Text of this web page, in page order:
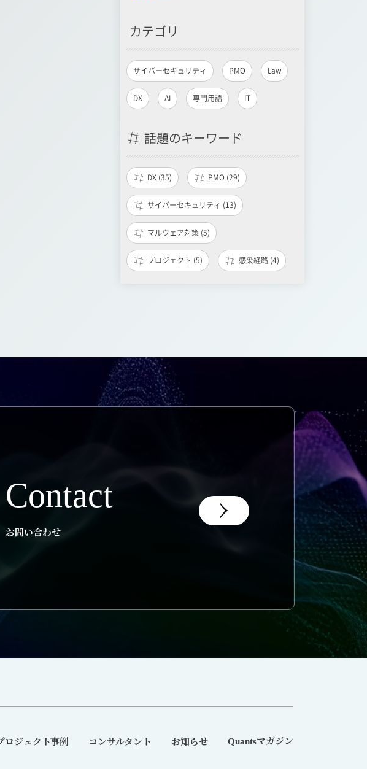
カテゴリ
サイバーセキュリティ PMO Law
DX AI 専門用語 IT
話題のキーワード
DX (35) PMO (29)
サイバーセキュリティ (13)
マルウェア対策 (5)
プロジェクト (5) 感染経路 (4)
Contact
お問い合わせ
ロジェクト事例 コンサルタント お知らせ Quantsマガジン